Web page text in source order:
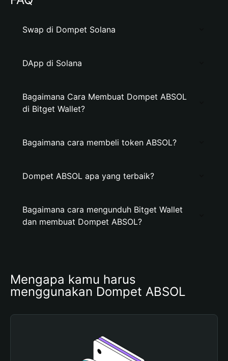
Swap di Dompet Solana
DApp di Solana
Bagaimana Cara Membuat Dompet ABSOL
di Bitget Wallet?
Bagaimana cara membeli token ABSOL?
Dompet ABSOL apa yang terbaik?
Bagaimana cara mengunduh Bitget Wallet
dan membuat Dompet ABSOL?
Mengapa kamu harus
menggunakan Dompet ABSOL